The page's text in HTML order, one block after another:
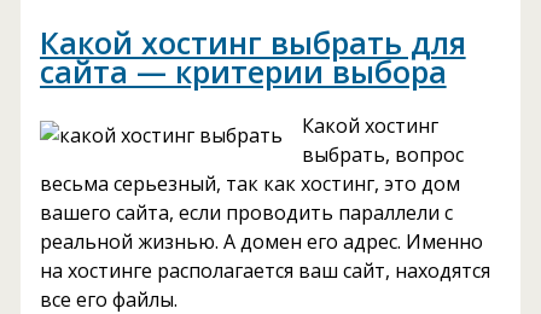
сайта,
как
подобрать
и
где
приобрести
Какой хостинг выбрать для
сайта — критерии выбора
Какой хостинг
выбрать, вопрос
весьма серьезный, так как хостинг, это дом
вашего сайта, если проводить параллели с
реальной жизнью. А домен его адрес. Именно
на хостинге располагается ваш сайт, находятся
все его файлы.